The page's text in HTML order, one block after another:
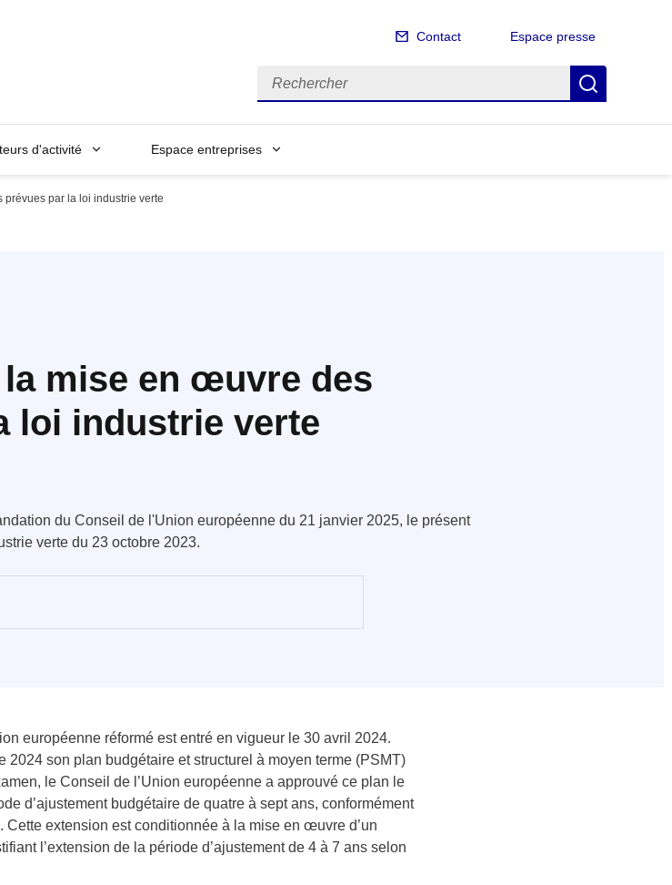
Contact Espace presse
Rechercher
d'activité Espace entreprises
par la loi industrie verte
mise en œuvre des
loi industrie verte
du Conseil de l'Union européenne du 21 janvier 2025, le présent
verte du 23 octobre 2023.
européenne réformé est entré en vigueur le 30 avril 2024.
2024 son plan budgétaire et structurel à moyen terme (PSMT)
le Conseil de l’Union européenne a approuvé ce plan le
d’ajustement budgétaire de quatre à sept ans, conformément
extension est conditionnée à la mise en œuvre d’un
l’extension de la période d’ajustement de 4 à 7 ans selon